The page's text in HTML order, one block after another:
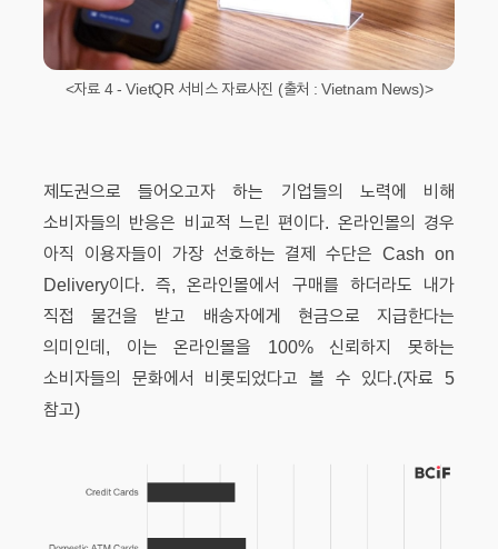
<자료 4 - VietQR 서비스 자료사진 (출처 : Vietnam News)>
제도권으로 들어오고자 하는 기업들의 노력에 비해
소비자들의 반응은 비교적 느린 편이다. 온라인몰의 경우
아직 이용자들이 가장 선호하는 결제 수단은 Cash on
Delivery이다. 즉, 온라인몰에서 구매를 하더라도 내가
직접 물건을 받고 배송자에게 현금으로 지급한다는
의미인데, 이는 온라인몰을 100% 신뢰하지 못하는
소비자들의 문화에서 비롯되었다고 볼 수 있다.(자료 5
참고)